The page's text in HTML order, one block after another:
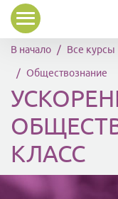
Перейти к основному
В начало Все курсы
Обществознание
КЛАСС